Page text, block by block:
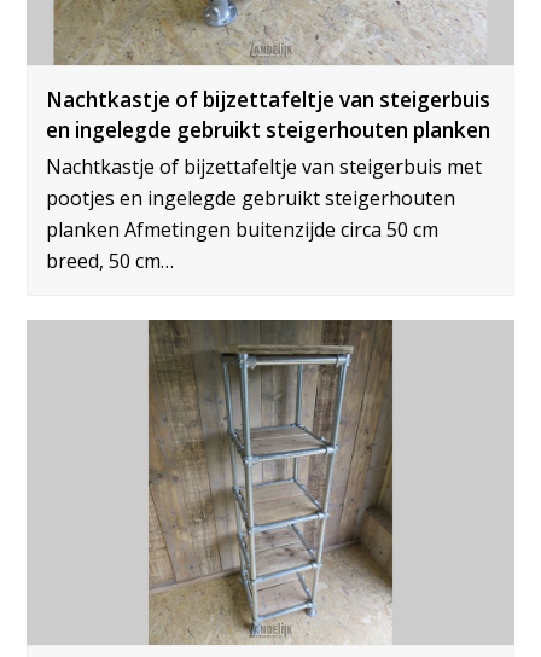
Nachtkastje of bijzettafeltje van steigerbuis
en ingelegde gebruikt steigerhouten planken
Nachtkastje of bijzettafeltje van steigerbuis met
pootjes en ingelegde gebruikt steigerhouten
planken Afmetingen buitenzijde circa 50 cm
breed, 50 cm…